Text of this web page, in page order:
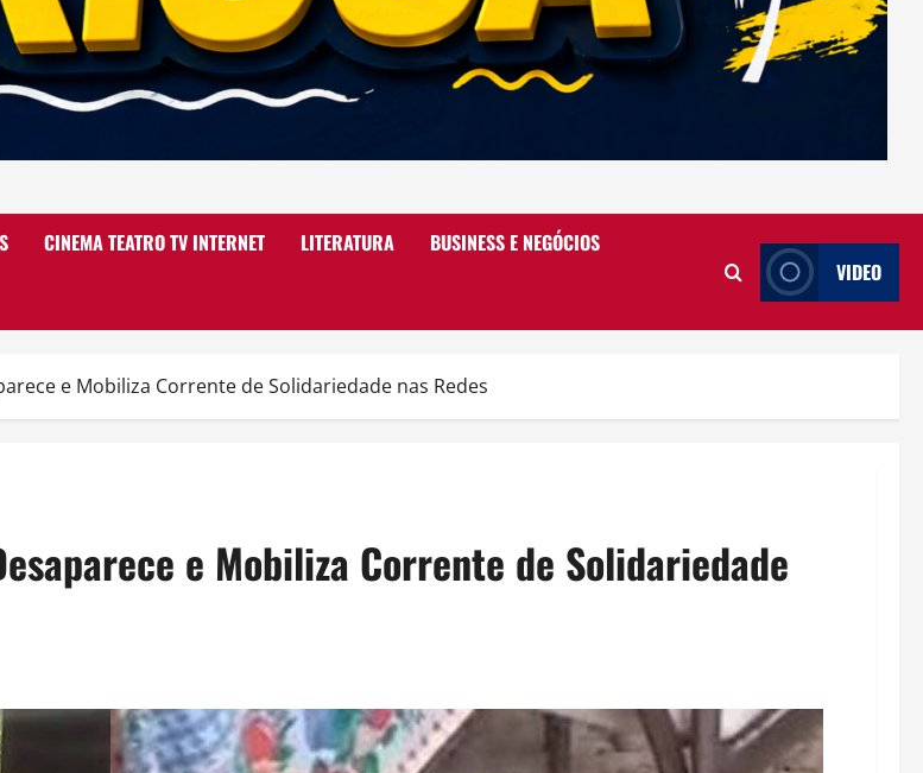
CINEMA TEATRO TV INTERNET LITERATURA BUSINESS E NEGÓCIOS
VIDEO
e Mobiliza Corrente de Solidariedade nas Redes
e Mobiliza Corrente de Solidariedade